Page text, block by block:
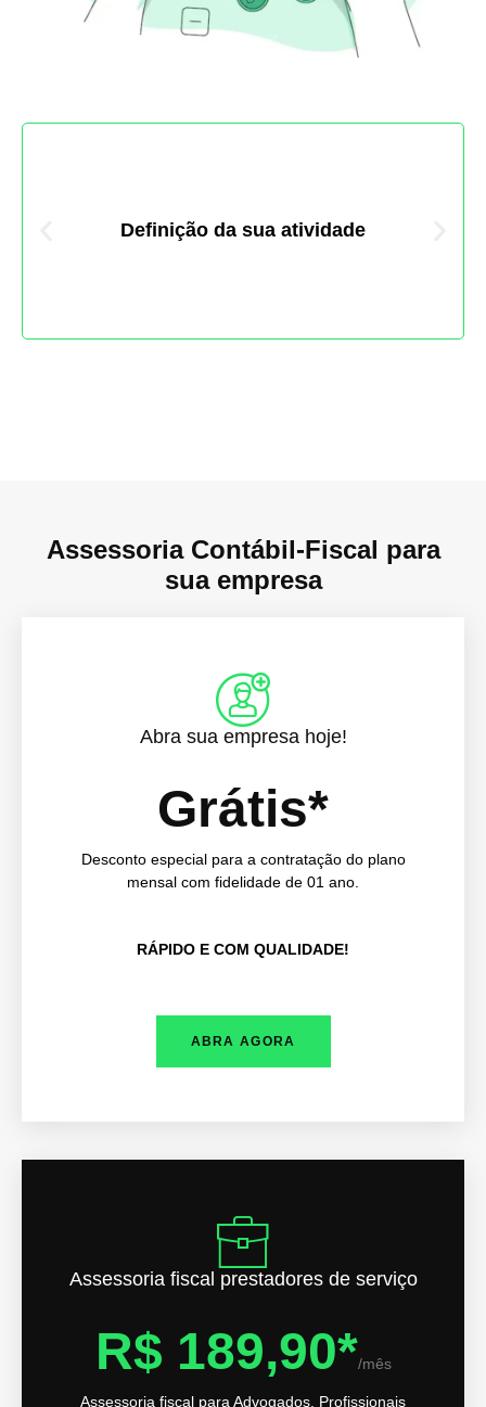
Definição da sua atividade
Assessoria Contábil-Fiscal para
sua empresa
Abra sua empresa hoje!
Grátis*
Desconto especial para a contratação do plano
mensal com fidelidade de 01 ano.
RÁPIDO E COM QUALIDADE!
ABRA AGORA
Assessoria fiscal prestadores de serviço
R$ 189,90*/mês
Assessoria fiscal para Advogados, Profissionais